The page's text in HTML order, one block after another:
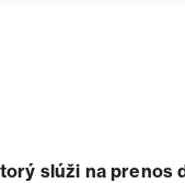
slúži na prenos